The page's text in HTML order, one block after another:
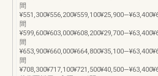
間
間
間
間